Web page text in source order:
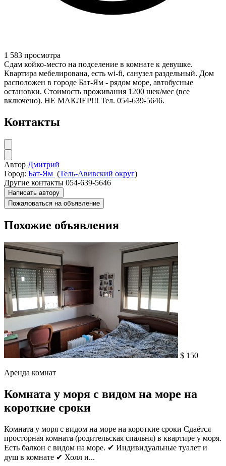
1 583 просмотра
Сдам койко-место на подселение в комнате к девушке.
Квартира мебелирована, есть wi-fi, санузел раздельный. Дом
расположен в городе Бат-Ям - рядом море, автобусные
остановки. Стоимость проживания 1200 шек/мес (все
включено). НЕ МАКЛЕР!!! Тел. 054-639-5646.
Контакты
Автор Дмитрий
Город: Бат-Ям (Тель-Авивский округ)
Другие контакты 054-639-5646
Написать автору
Пожаловаться на объявление
Похожие объявления
$ 150
Аренда комнат
Комната у моря с видом на море на
короткие сроки
Комната у моря с видом на море на короткие сроки Сдаётся
просторная комната (родительская спальня) в квартире у моря.
Есть балкон с видом на море. ✔ Индивидуальные туалет и
душ в комнате ✔ Холл и...